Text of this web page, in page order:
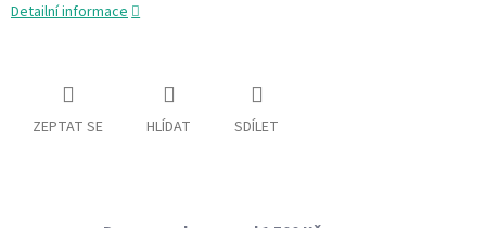
Detailní informace
ZEPTAT SE HLÍDAT SDÍLET